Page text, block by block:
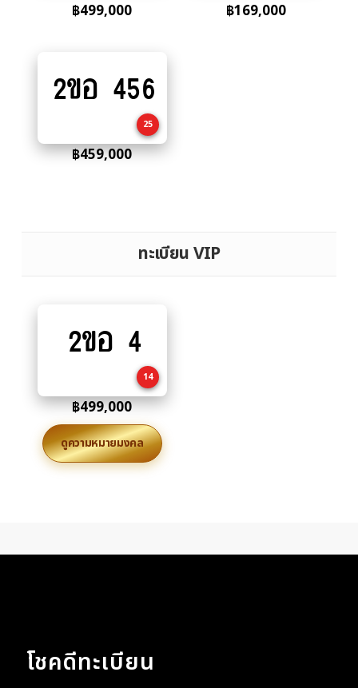
฿499,000 ฿169,000
to
2ขอ 456
25
฿459,000
ทะเบียน VIP
2ขอ 4
14
฿499,000
ดูความหมายมงคล
โชคดีทะเบียน